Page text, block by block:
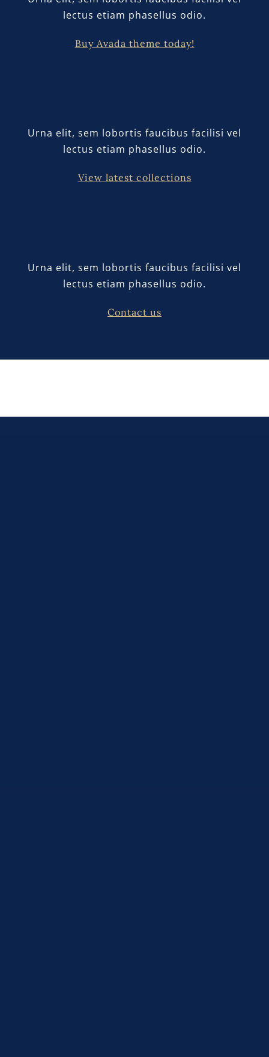
lectus etiam phasellus odio.
Buy Avada theme today!
Urna elit, sem lobortis faucibus facilisi vel
lectus etiam phasellus odio.
View latest collections
Urna elit, sem lobortis faucibus facilisi vel
lectus etiam phasellus odio.
Contact us